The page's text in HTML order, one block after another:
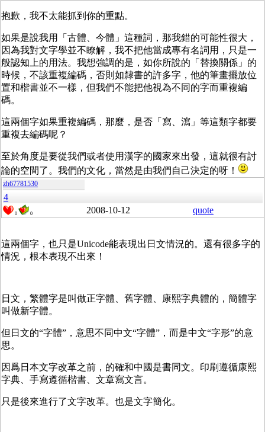
抱歉，我不太能抓到你的重點。
如果是說我用「古體、今體」這種詞，那我錯的可能性很大，
因為我對文字學並不瞭解，我不把他當成專有名詞用，只是一
般認知上的用法。我想強調的是，如你所說的「替換關係」的
時候，不該重複編碼，否則如隸書的許多字，他的筆畫擺放位
置和楷書並不一樣，但我們不能把他視為不同的字而重複編
碼。
這兩個字如果重複編碼，那麼，是否「寫、瀉」等這類字都要
重複去編碼呢？
至於角度是要從我們或者使用漢字的國家來出發，這就很有討
論的空間了。我們的文化，當然是由我們自己決定的呀！
zh67781530
4
0 0 2008-10-12 quote
這兩個字，也只是Unicode能表現出日文情況的。還有很多字的
情況，根本表現不出來！
日文，繁體字是叫做正字體、舊字體、康熙字典體的，簡體字
叫做新字體。
但日文的“字體”，意思不同中文“字體”，而是中文“字形”的意
思。
因爲日本文字改革之前，的確和中國是書同文。印刷遵循康熙
字典、手寫遵循楷書、文章寫文言。
只是後來進行了文字改革。也是文字簡化。